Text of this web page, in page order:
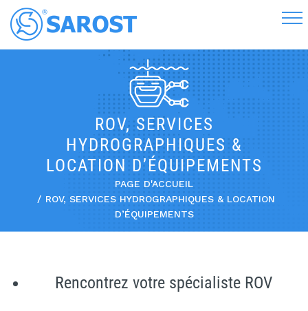
ROV, SERVICES
HYDROGRAPHIQUES &
LOCATION D’ÉQUIPEMENTS
PAGE D'ACCUEIL
ROV, SERVICES HYDROGRAPHIQUES & LOCATION
D’ÉQUIPEMENTS
Rencontrez votre spécialiste ROV